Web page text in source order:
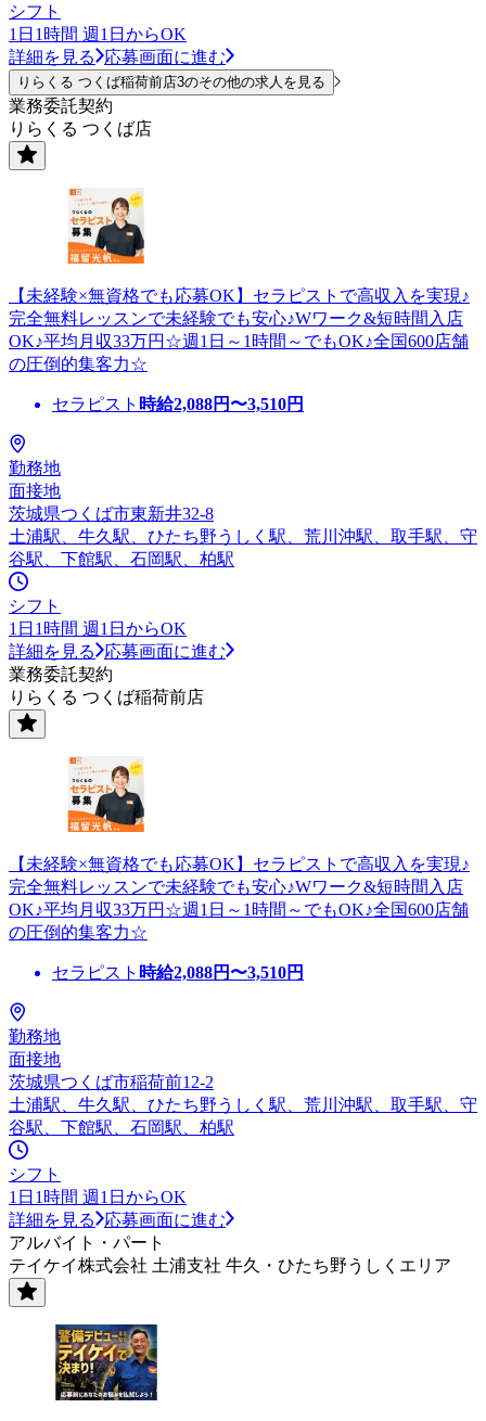
シフト
1日1時間 週1日からOK
詳細を見る
応募画面に進む
りらくる つくば稲荷前店3のその他の求人を見る
業務委託契約
りらくる つくば店
【未経験×無資格でも応募OK】セラピストで高収入を実現♪
完全無料レッスンで未経験でも安心♪Wワーク&短時間入店
OK♪平均月収33万円☆週1日～1時間～でもOK♪全国600店舗
の圧倒的集客力☆
セラピスト 時給2,088円〜3,510円
勤務地
面接地
茨城県つくば市東新井32-8
土浦駅、牛久駅、ひたち野うしく駅、荒川沖駅、取手駅、守
谷駅、下館駅、石岡駅、柏駅
シフト
1日1時間 週1日からOK
詳細を見る
応募画面に進む
業務委託契約
りらくる つくば稲荷前店
【未経験×無資格でも応募OK】セラピストで高収入を実現♪
完全無料レッスンで未経験でも安心♪Wワーク&短時間入店
OK♪平均月収33万円☆週1日～1時間～でもOK♪全国600店舗
の圧倒的集客力☆
セラピスト 時給2,088円〜3,510円
勤務地
面接地
茨城県つくば市稲荷前12-2
土浦駅、牛久駅、ひたち野うしく駅、荒川沖駅、取手駅、守
谷駅、下館駅、石岡駅、柏駅
シフト
1日1時間 週1日からOK
詳細を見る
応募画面に進む
アルバイト・パート
テイケイ株式会社 土浦支社 牛久・ひたち野うしくエリア